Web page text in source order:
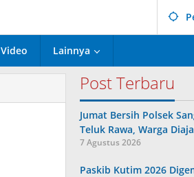
Video Lainnya
Post Terbaru
Jumat Bersih Polsek
Teluk Rawa, Warga
7 Agustus 2026
Paskib Kutim 2026